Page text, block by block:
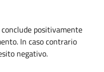
positivamente
In caso contrario
negativo.